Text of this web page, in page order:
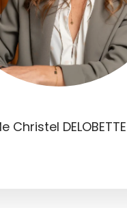
Christel DELOBETTE